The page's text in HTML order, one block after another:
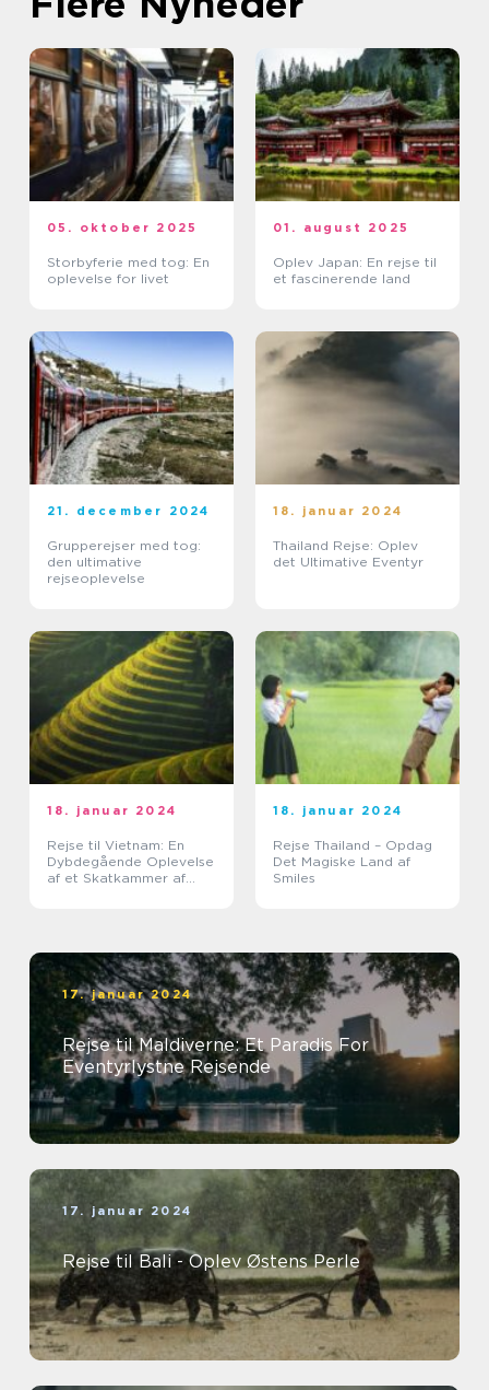
05. oktober 2025
Storbyferie med tog: En
oplevelse for livet
01. august 2025
Oplev Japan: En rejse til
et fascinerende land
21. december 2024
Grupperejser med tog:
den ultimative
rejseoplevelse
18. januar 2024
Thailand Rejse: Oplev
det Ultimative Eventyr
18. januar 2024
Rejse til Vietnam: En
Dybdegående Oplevelse
af et Skatkammer af
18. januar 2024
Rejse Thailand – Opdag
Det Magiske Land af
Smiles
17. januar 2024
Rejse til Maldiverne: Et Paradis For
Eventyrlystne Rejsende
17. januar 2024
Rejse til Bali - Oplev Østens Perle